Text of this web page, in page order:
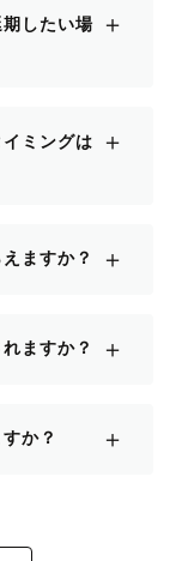
したい場
＋
ミングは
＋
ますか？ ＋
ますか？ ＋
か？ ＋